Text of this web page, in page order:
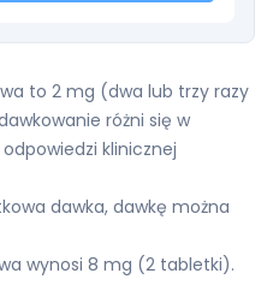
to 2 mg (dwa lub trzy razy
różni się w
klinicznej
dawka, dawkę można
wynosi 8 mg (2 tabletki).